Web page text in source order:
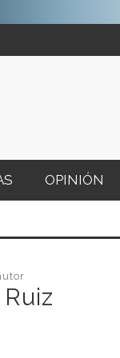
OPINIÓN